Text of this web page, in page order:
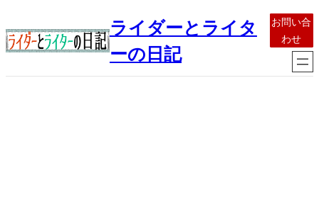
容
を
ライダーとライタ
ーの日記
お問い合
わせ